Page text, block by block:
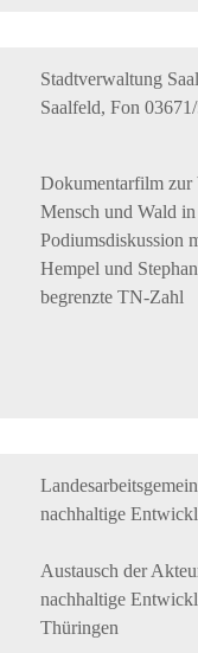
Stadtverwaltung
Saalfeld, Fon
Dokumentarfilm zur
Mensch und Wald
Podiumsdiskussion
Hempel und
begrenzte TN-Zahl
nachhaltige
Austausch der
nachhaltige
Thüringen